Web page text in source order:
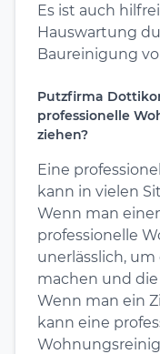
Es ist auch
Hauswartung
Baureinigung
Putzfirma
professionelle
ziehen?
Eine
kann in vielen
Wenn man
professionelle
unerlässlich,
machen und
Wenn man ein
kann eine